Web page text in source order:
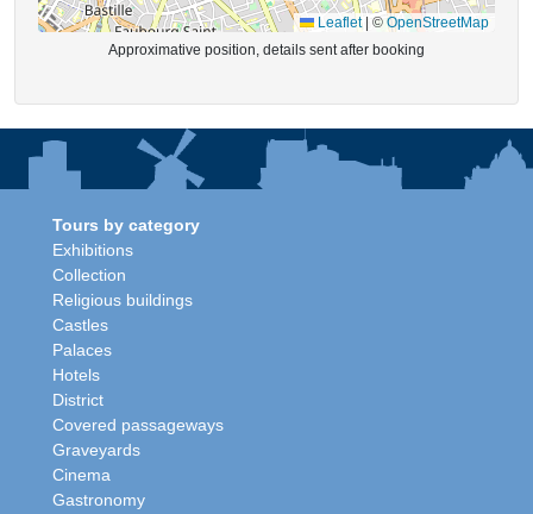
Leaflet © OpenStreetMap
Approximative position, details sent after booking
Tours by category
Exhibitions
Collection
Religious buildings
Castles
Palaces
Hotels
District
Covered passageways
Graveyards
Cinema
Gastronomy